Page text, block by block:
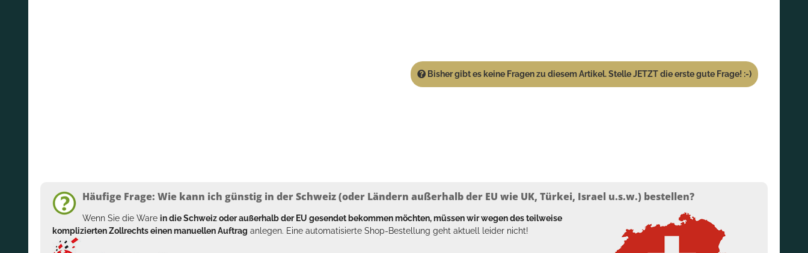
Bisher gibt es keine Fragen zu diesem Artikel. Stelle JETZT die erste gute Frage! :-)
Häufige Frage: Wie kann ich günstig in der Schweiz (oder Ländern außerhalb der EU wie UK, Türkei, Israel u.s.w.) bestellen?
Wenn Sie die Ware in die Schweiz oder außerhalb der EU gesendet bekommen möchten, müssen wir wegen des teilweise
komplizierten Zollrechts einen manuellen Auftrag anlegen. Eine automatisierte Shop-Bestellung geht aktuell leider nicht!